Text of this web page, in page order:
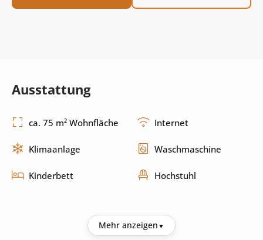
Ausstattung
ca. 75 m² Wohnfläche Internet
Klimaanlage Waschmaschine
Kinderbett Hochstuhl
Mehr anzeigen